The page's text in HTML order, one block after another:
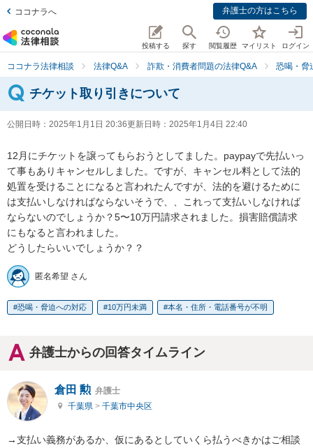
ココナラへ 弁護士の方はこちら
投稿する 探す 閲覧履歴 マイリスト ログイン
ココナラ法律相談 法律Q&A 詐欺・消費者問題の法律Q&A 恐喝・脅
チケット取り引きについて
公開日時： 2025年1月1日 20:36更新日時： 2025年1月4日 22:40
12月にチケットを譲ってもらおうとしてました。paypayで先払いっ
て事もありキャンセルしました。ですが、キャンセル料として法的
処置を受けることになると言われたんですが、法的を避けるために
は支払いしなければならないそうで、、これって支払いしなければ
ならないのでしょうか？5〜10万円請求されました。損害賠償請求
にもなると言われました。
どうしたらいいでしょうか？？
匿名希望 さん
恐喝・脅迫への対応 10万円未満 本名・住所・電話番号が不明
弁護士からの回答タイムライン
倉田 勲 弁護士
千葉県 > 千葉市中央区
→支払い義務があるか、仮にあるとしていくら払うべきかはご相談